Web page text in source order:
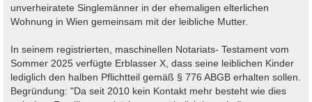
unverheiratete Singlemänner in der ehemaligen elterlichen
Wohnung in Wien gemeinsam mit der leibliche Mutter.
In seinem registrierten, maschinellen Notariats- Testament vom
Sommer 2025 verfügte Erblasser X, dass seine leiblichen Kinder
lediglich den halben Pflichtteil gemäß § 776 ABGB erhalten sollen.
Begründung: "Da seit 2010 kein Kontakt mehr besteht wie dies